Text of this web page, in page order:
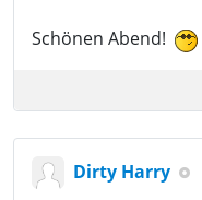
Schönen Abend!
Dirty Harry